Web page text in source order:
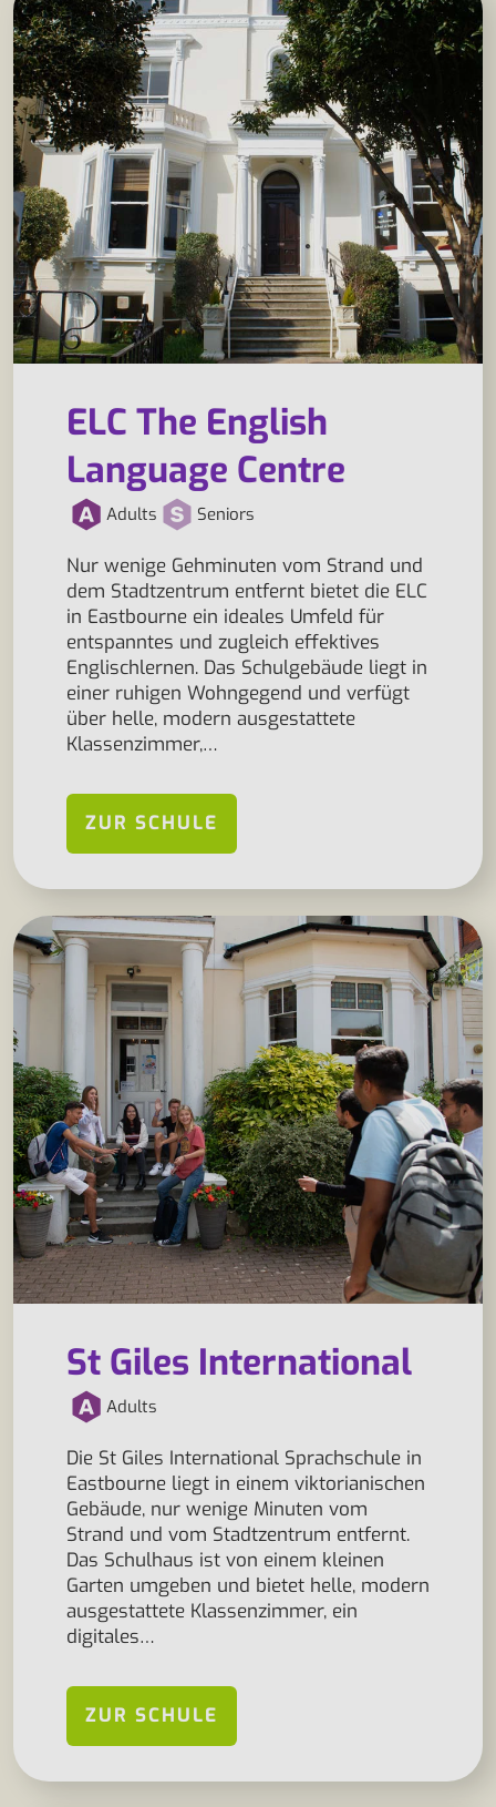
ELC The English
Language Centre
Adults Seniors
Nur wenige Gehminuten vom Strand und
dem Stadtzentrum entfernt bietet die ELC
in Eastbourne ein ideales Umfeld für
entspanntes und zugleich effektives
Englischlernen. Das Schulgebäude liegt in
einer ruhigen Wohngegend und verfügt
über helle, modern ausgestattete
Klassenzimmer,…
ZUR SCHULE
St Giles International
Adults
Die St Giles International Sprachschule in
Eastbourne liegt in einem viktorianischen
Gebäude, nur wenige Minuten vom
Strand und vom Stadtzentrum entfernt.
Das Schulhaus ist von einem kleinen
Garten umgeben und bietet helle, modern
ausgestattete Klassenzimmer, ein
digitales…
ZUR SCHULE